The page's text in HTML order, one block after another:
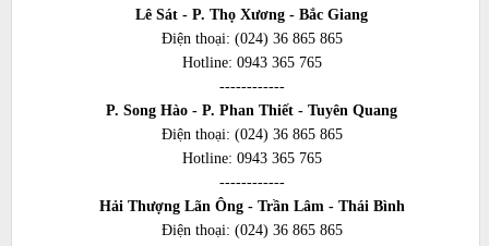
Lê Sát - P. Thọ Xương - Bắc Giang
Điện thoại: (024) 36 865 865
Hotline: 0943 365 765
------------
P. Song Hào - P. Phan Thiết - Tuyên Quang
Điện thoại: (024) 36 865 865
Hotline: 0943 365 765
------------
Hải Thượng Lãn Ông - Trần Lâm - Thái Bình
Điện thoại: (024) 36 865 865